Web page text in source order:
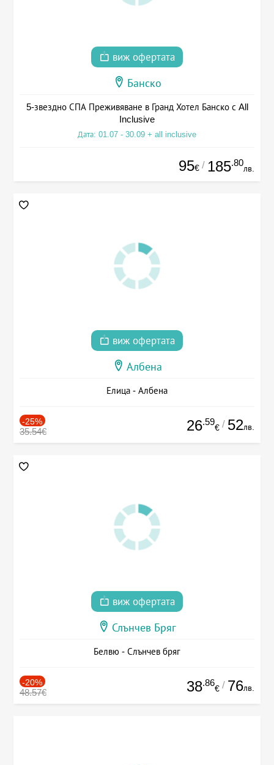
виж офертата
Банско
5-звездно СПА Преживяване в Гранд Хотел Банско с All
Inclusive
Дата: 01.07 - 30.09 + all inclusive
95€ / 185.80
лв.
виж офертата
Албена
Елица - Албена
-25%
35.54€ 26.59
€ / 52лв.
виж офертата
Слънчев Бряг
Белвю - Слънчев бряг
-20%
48.57€ 38.86
€ / 76лв.